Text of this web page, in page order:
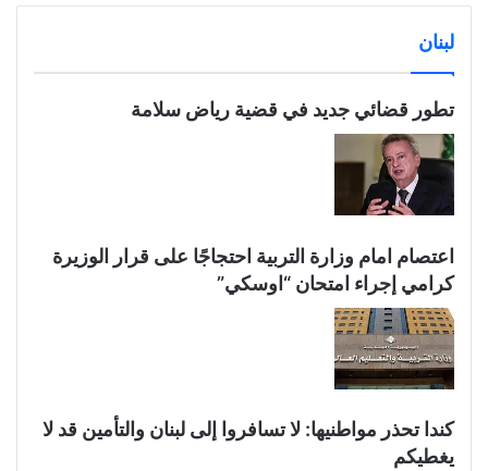
لبنان
تطور قضائي جديد في قضية رياض سلامة
اعتصام امام وزارة التربية احتجاجًا على قرار الوزيرة
كرامي إجراء امتحان “اوسكي”
كندا تحذر مواطنيها: لا تسافروا إلى لبنان والتأمين قد لا
يغطيكم